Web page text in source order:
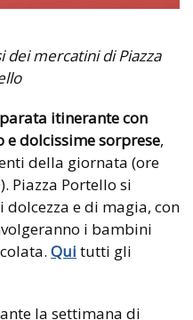
dei mercatini di Piazza
parata itinerante con
dolcissime sorprese,
della giornata (ore
Piazza Portello si
e di magia, con
i bambini
Qui tutti gli
la settimana di